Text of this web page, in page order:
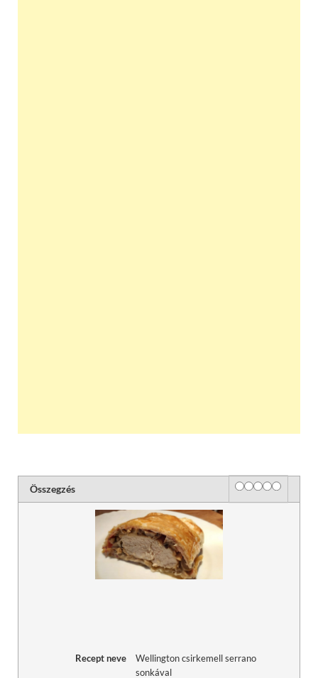
Összegzés Rating
1 star
2 stars
3 stars
4 stars
5 stars
Recept neve
Wellington csirkemell serrano
sonkával